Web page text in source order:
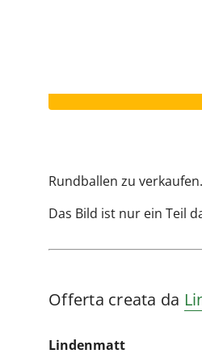
Rundballen zu
Das Bild ist nur ein Teil
Offerta creata da
Lindenmatt